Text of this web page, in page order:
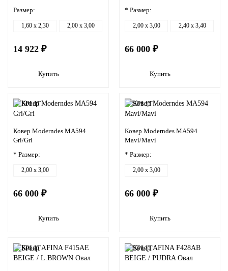
Размер:
1,60 x 2,30 2,00 x 3,00
14 922 ₽
Купить
* Размер:
2,00 x 3,00 2,40 x 3,40
66 000 ₽
Купить
Ковер Moderndes MA594
Gri/Gri
* Размер:
2,00 x 3,00
66 000 ₽
Купить
Ковер Moderndes MA594
Mavi/Mavi
* Размер:
2,00 x 3,00
66 000 ₽
Купить